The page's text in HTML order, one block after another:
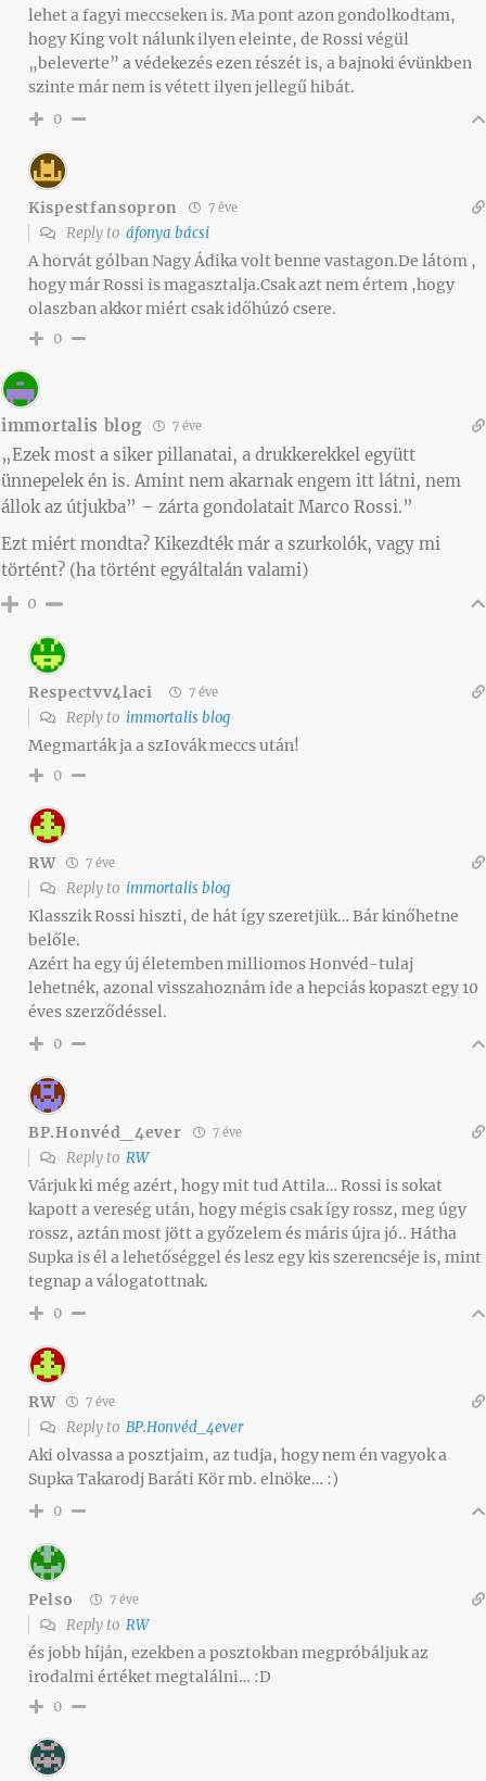
lehet a fagyi meccseken is. Ma pont azon gondolkodtam,
hogy King volt nálunk ilyen eleinte, de Rossi végül
„beleverte” a védekezés ezen részét is, a bajnoki évünkben
szinte már nem is vétett ilyen jellegű hibát.
0
Kispestfansopron 7 éve
Reply to áfonya bácsi
A horvát gólban Nagy Ádika volt benne vastagon.De látom ,
hogy már Rossi is magasztalja.Csak azt nem értem ,hogy
olaszban akkor miért csak időhúzó csere.
0
immortalis blog 7 éve
„Ezek most a siker pillanatai, a drukkerekkel együtt
ünnepelek én is. Amint nem akarnak engem itt látni, nem
állok az útjukba” – zárta gondolatait Marco Rossi.”
Ezt miért mondta? Kikezdték már a szurkolók, vagy mi
történt? (ha történt egyáltalán valami)
0
Respectvv4laci 7 éve
Reply to immortalis blog
Megmarták ja a szIovák meccs után!
0
RW 7 éve
Reply to immortalis blog
Klasszik Rossi hiszti, de hát így szeretjük… Bár kinőhetne
belőle.
Azért ha egy új életemben milliomos Honvéd-tulaj
lehetnék, azonal visszahoznám ide a hepciás kopaszt egy 10
éves szerződéssel.
0
BP.Honvéd_4ever 7 éve
Reply to RW
Várjuk ki még azért, hogy mit tud Attila… Rossi is sokat
kapott a vereség után, hogy mégis csak így rossz, meg úgy
rossz, aztán most jött a győzelem és máris újra jó.. Hátha
Supka is él a lehetőséggel és lesz egy kis szerencséje is, mint
tegnap a válogatottnak.
0
RW 7 éve
Reply to BP.Honvéd_4ever
Aki olvassa a posztjaim, az tudja, hogy nem én vagyok a
Supka Takarodj Baráti Kör mb. elnöke… :)
0
Pelso 7 éve
Reply to RW
és jobb híján, ezekben a posztokban megpróbáljuk az
irodalmi értéket megtalálni… :D
0